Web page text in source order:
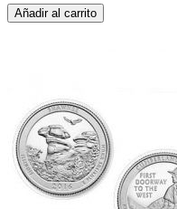
Añadir al carrito